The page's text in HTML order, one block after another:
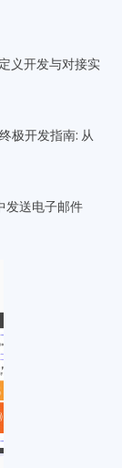
义开发与对接实
极开发指南: 从
发送电子邮件